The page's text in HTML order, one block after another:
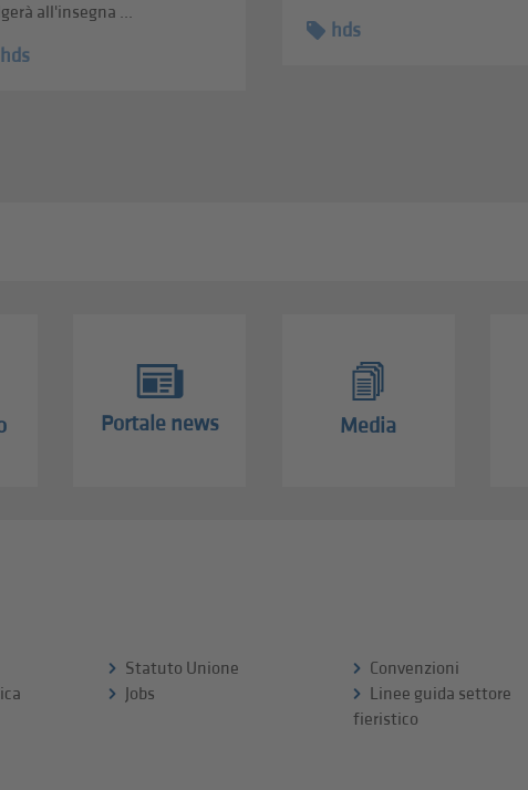
all'insegna ...
hds
hds
Portale news Media
Statuto Unione
Jobs
Convenzioni
Linee guida settore
fieristico